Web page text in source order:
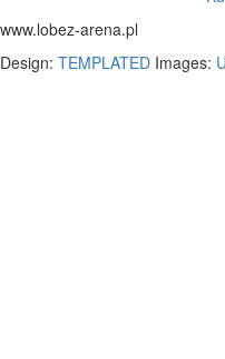
www.lobez-arena.pl
Design: TEMPLATED Images: